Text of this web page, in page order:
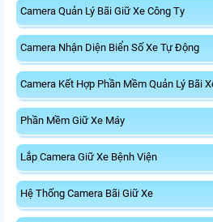
Camera Quản Lý Bãi Giữ Xe Công Ty
Camera Nhận Diện Biển Số Xe Tự Động
Camera Kết Hợp Phần Mềm Quản Lý Bãi
Phần Mềm Giữ Xe Máy
Lắp Camera Giữ Xe Bệnh Viện
Hệ Thống Camera Bãi Giữ Xe